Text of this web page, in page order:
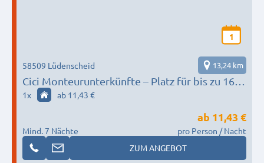
1
Cici Monteurunterkünfte – Platz für bis zu 160
Personen im MK
58509 Lüdenscheid 13,24 km
1x ab 11,43 €
Mind. 7 Nächte
ab 11,43 €
pro Person / Nacht
ZUM ANGEBOT